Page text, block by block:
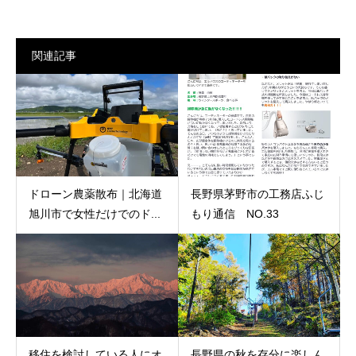
関連記事
ドローン農薬散布｜北海道
旭川市で女性だけでのド...
長野県茅野市の工務店ふじ
もり通信 NO.33